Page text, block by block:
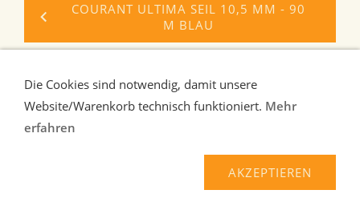
COURANT ULTIMA SEIL 10,5 MM - 90
M BLAU
AGB
Widerrufsrecht
Kontakt/Impressum
Über uns
Haftungsausschluss
Hilfe
Die Cookies sind notwendig, damit unsere
Website/Warenkorb technisch funktioniert. Mehr
erfahren
AKZEPTIEREN